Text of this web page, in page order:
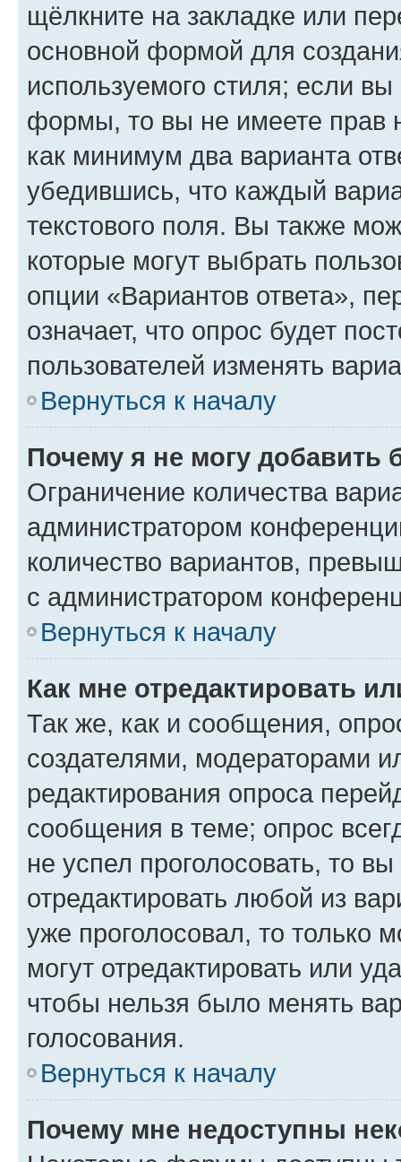
щёлкните на закладке или
основной формой для
используемого стиля; если
формы, то вы не имеете прав
как минимум два варианта
убедившись, что каждый
текстового поля. Вы также
которые могут выбрать
опции «Вариантов ответа»,
означает, что опрос будет
пользователей изменять
Вернуться к началу
Почему я не могу добавить
Ограничение количества
администратором
количество вариантов,
с администратором
Вернуться к началу
Как мне отредактировать
Так же, как и сообщения,
создателями, модераторами
редактирования опроса
сообщения в теме; опрос
не успел проголосовать, то
отредактировать любой из
уже проголосовал, то только
могут отредактировать или
чтобы нельзя было менять
голосования.
Вернуться к началу
Почему мне недоступны